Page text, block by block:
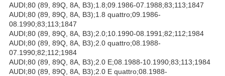
AUDI;80 (89, 89Q, 8A, B3);1.8;09.1986-07.1988;83;113;1847
AUDI;80 (89, 89Q, 8A, B3);1.8 quattro;09.1986-
08.1990;83;113;1847
AUDI;80 (89, 89Q, 8A, B3);2.0;10.1990-08.1991;82;112;1984
AUDI;80 (89, 89Q, 8A, B3);2.0 quattro;08.1988-
07.1990;82;112;1984
AUDI;80 (89, 89Q, 8A, B3);2.0 E;08.1988-10.1990;83;113;1984
AUDI;80 (89, 89Q, 8A, B3);2.0 E quattro;08.1988-